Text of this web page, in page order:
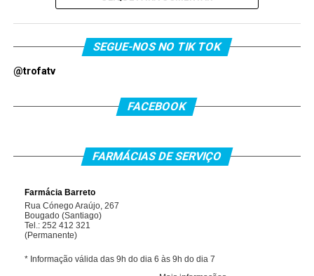
SEGUE-NOS NO TIK TOK
@trofatv
FACEBOOK
FARMÁCIAS DE SERVIÇO